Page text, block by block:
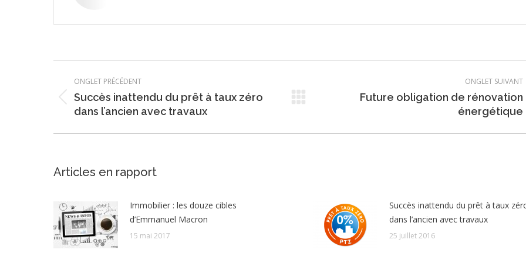
de
commentaire
ONGLET PRÉCÉDENT
Onglet
précédent
Succès inattendu du prêt à taux zéro
dans l’ancien avec travaux
ONGLET SUIVANT
Future obligation de rénovation
énergétique
Articles en rapport
Immobilier : les douze cibles
d’Emmanuel Macron
15 mai 2017
Succès inattendu du prêt à taux
dans l’ancien avec travaux
25 juillet 2016